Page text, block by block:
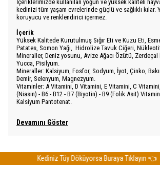
İçeriklerimizde kullanılan yoğun ve yüksek kaliteli
kedinizi tüm yaşam evrelerinde güçlü ve sağlıklı kılar.
koruyucu ve renklendirici içermez.
İçerik
Yüksek Kalitede Kurutulmuş Sığır Eti ve Kuzu Eti,
Patates, Somon Yağı, Hidrolize Tavuk Ciğeri,
Mineraller, Deniz yosunu, Avize Ağacı Özütü,
Yucca, Pisilyum.
Mineraller: Kalsiyum, Fosfor, Sodyum, İyot, Çinko,
Demir, Selenyum, Magnezyum.
Vitaminler: A Vitamini, D Vitamini, E Vitamini, C
(Niasin) - B6 - B12 - B7 (Biyotin) - B9 (Folik Asit)
Kalsiyum Pantotenat.
Devamını Göster
Kediniz Tüy Döküyorsa Buraya Tıklayın 👈